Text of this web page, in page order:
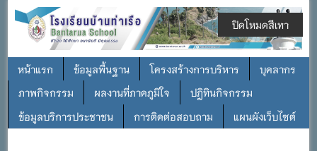
หน้าแรก ข้อมูลพื้นฐาน โครงสร้างการบริหาร
บุคลากร
ภาพกิจกรรม
ผลงานที่ภาคภูมิใจ
ปฎิทินกิจกรรม
ข้อมูลบริการประชาชน
การติดต่อสอบถาม แผนผังเว็บไซต์
ปิดโหมดสีเทา